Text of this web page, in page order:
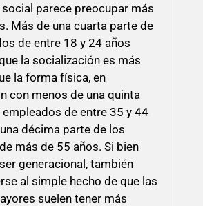
parece preocupar más
Más de una cuarta parte de
de entre 18 y 24 años
la socialización es más
la forma física, en
con menos de una quinta
de entre 35 y 44
décima parte de los
más de 55 años. Si bien
generacional, también
al simple hecho de que las
suelen tener más